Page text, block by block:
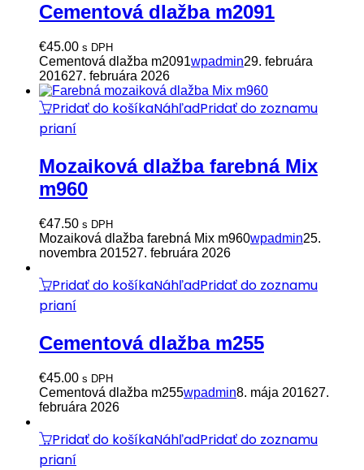
Cementová dlažba m2091
€45.00 s DPH
Cementová dlažba m2091wpadmin29. februára
201627. februára 2026
Pridať do košíkaNáhľadPridať do zoznamu
prianí
Mozaiková dlažba farebná Mix
m960
€47.50 s DPH
Mozaiková dlažba farebná Mix m960wpadmin25.
novembra 201527. februára 2026
Pridať do košíkaNáhľadPridať do zoznamu
prianí
Cementová dlažba m255
€45.00 s DPH
Cementová dlažba m255wpadmin8. mája 201627.
februára 2026
Pridať do košíkaNáhľadPridať do zoznamu
prianí